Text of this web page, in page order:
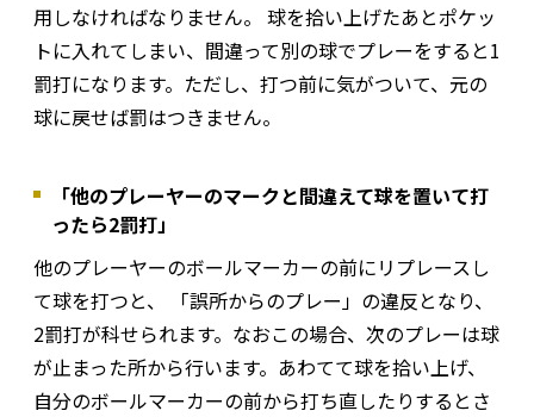
用しなければなりません。 球を拾い上げたあとポケッ
トに入れてしまい、間違って別の球でプレーをすると1
罰打になります。ただし、打つ前に気がついて、元の
球に戻せば罰はつきません。
「他のプレーヤーのマークと間違えて球を置いて打
ったら2罰打」
他のプレーヤーのボールマーカーの前にリプレースし
て球を打つと、 「誤所からのプレー」の違反となり、
2罰打が科せられます。なおこの場合、次のプレーは球
が止まった所から行います。あわてて球を拾い上げ、
自分のボールマーカーの前から打ち直したりするとさ